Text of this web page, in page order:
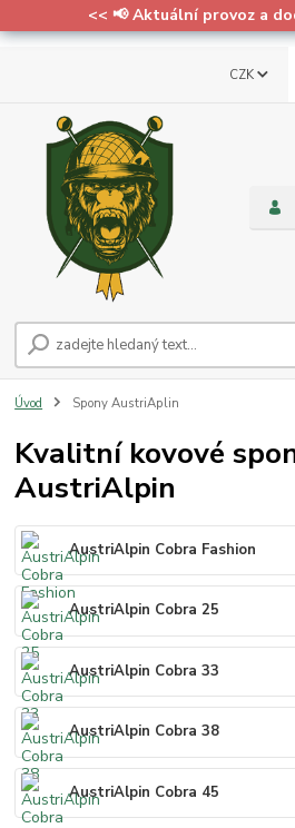
<< 📢 Aktuální provoz a
CZK
Úvod Spony AustriAplin
Kvalitní kovové
AustriAlpin
AustriAlpin Cobra Fashion
AustriAlpin Cobra 25
AustriAlpin Cobra 33
AustriAlpin Cobra 38
AustriAlpin Cobra 45